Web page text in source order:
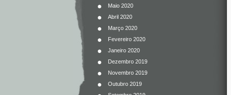
Maio 2020
Abril 2020
Março 2020
Fevereiro 2020
Janeiro 2020
Dezembro 2019
Novembro 2019
Outubro 2019